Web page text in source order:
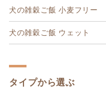
犬の雑穀ご飯 小麦フリー
犬の雑穀ご飯 ウェット
タイプから選ぶ